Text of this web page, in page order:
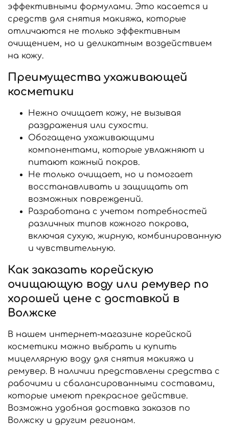
эффективными формулами. Это касается и
средств для снятия макияжа, которые
отличаются не только эффективным
очищением, но и деликатным воздействием
на кожу.
Преимущества ухаживающей
косметики
Нежно очищает кожу, не вызывая
раздражения или сухости.
Обогащена ухаживающими
компонентами, которые увлажняют и
питают кожный покров.
Не только очищает, но и помогает
восстанавливать и защищать от
возможных повреждений.
Разработана с учетом потребностей
различных типов кожного покрова,
включая сухую, жирную, комбинированную
и чувствительную.
Как заказать корейскую
очищающую воду или ремувер по
хорошей цене с доставкой в
Волжске
В нашем интернет-магазине корейской
косметики можно выбрать и купить
мицеллярную воду для снятия макияжа и
ремувер. В наличии представлены средства с
рабочими и сбалансированными составами,
которые имеют прекрасное действие.
Возможна удобная доставка заказов по
Волжску и другим регионам.